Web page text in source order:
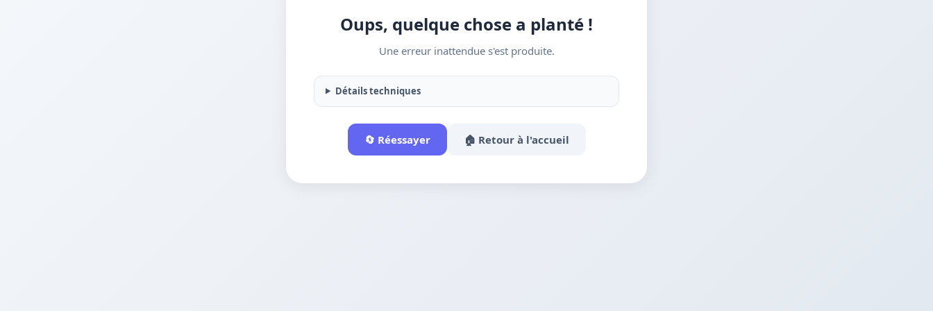
Oups, quelque chose a planté !
Une erreur inattendue s'est produite.
Détails techniques
🔄 Réessayer 🏠 Retour à l'accueil